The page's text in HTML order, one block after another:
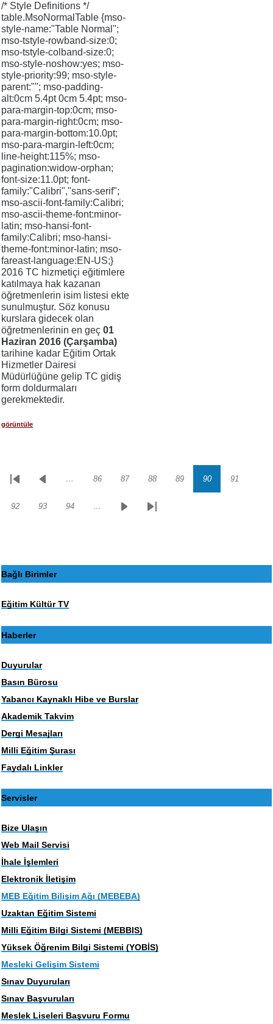
/* Style Definitions */
table.MsoNormalTable {mso-
style-name:"Table Normal";
mso-tstyle-rowband-size:0;
mso-tstyle-colband-size:0;
mso-style-noshow:yes; mso-
style-priority:99; mso-style-
parent:""; mso-padding-
alt:0cm 5.4pt 0cm 5.4pt; mso-
para-margin-top:0cm; mso-
para-margin-right:0cm; mso-
para-margin-bottom:10.0pt;
mso-para-margin-left:0cm;
line-height:115%; mso-
pagination:widow-orphan;
font-size:11.0pt; font-
family:"Calibri","sans-serif";
mso-ascii-font-family:Calibri;
mso-ascii-theme-font:minor-
latin; mso-hansi-font-
family:Calibri; mso-hansi-
theme-font:minor-latin; mso-
fareast-language:EN-US;}
2016 TC hizmetiçi eğitimlere
katılmaya hak kazanan
öğretmenlerin isim listesi ekte
sunulmuştur. Söz konusu
kurslara gidecek olan
öğretmenlerinin en geç 01
Haziran 2016 (Çarşamba)
tarihine kadar Eğitim Ortak
Hizmetler Dairesi
Müdürlüğüne gelip TC gidiş
form doldurmaları
gerekmektedir.
görüntüle
Sayfalama
İlk
Önceki… Sayfa
86 Sayfa
87 Sayfa
88 Sayfa
89 Sayfa
90 Sayfa
91
Sayfa
92 Sayfa
93 Sayfa
94 …
SonrakiSon
Bağlı Birimler
Eğitim Kültür TV
Haberler
Duyurular
Basın Bürosu
Yabancı Kaynaklı Hibe ve Burslar
Akademik Takvim
Dergi Mesajları
Milli Eğitim Şurası
Faydalı Linkler
Servisler
Bize Ulaşın
Web Mail Servisi
İhale İşlemleri
Elektronik İletişim
MEB Eğitim Bilişim Ağı (MEBEBA)
Uzaktan Eğitim Sistemi
Milli Eğitim Bilgi Sistemi (MEBBIS)
Yüksek Öğrenim Bilgi Sistemi (YOBİS)
Mesleki Gelişim Sistemi
Sınav Duyuruları
Sınav Başvuruları
Meslek Liseleri Başvuru Formu